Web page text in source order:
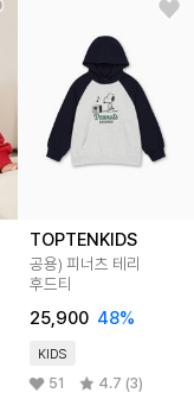
TOPTENKIDS
공용) 피너츠 테리
후드티
25,900 48%
KIDS
51 4.7 (3)